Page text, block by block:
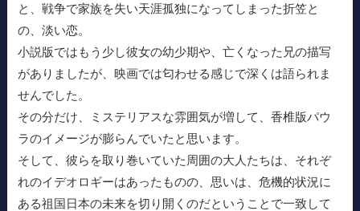
と、戦争で家族を失い天涯孤独になってしまった折笠と
の、淡い恋。
小説版ではもう少し彼女の幼少期や、亡くなった兄の描写
がありましたが、映画では匂わせる感じで深くは語られま
せんでした。
その分だけ、ミステリアスな雰囲気が増して、香椎版パウ
ラのイメージが膨らんでいたと思います。
そして、彼らを取り巻いていた周囲の大人たちは、それぞ
れのイデオロギーはあったものの、思いは、危機的状況に
ある祖国日本の未来を切り開くのだということで一致して